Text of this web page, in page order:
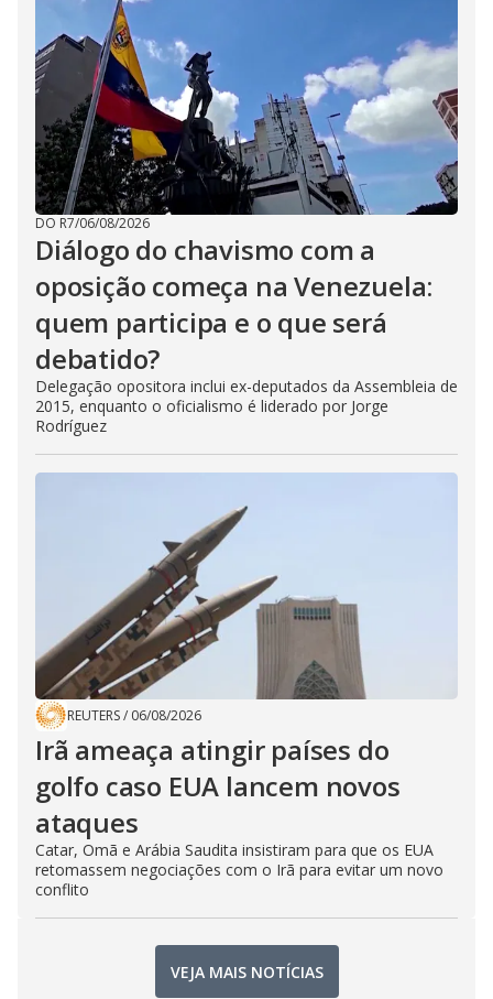
DO R7/06/08/2026
Diálogo do chavismo com a
oposição começa na Venezuela:
quem participa e o que será
debatido?
Delegação opositora inclui ex-deputados da Assembleia de
2015, enquanto o oficialismo é liderado por Jorge
Rodríguez
REUTERS/ 06/08/2026
Irã ameaça atingir países do
golfo caso EUA lancem novos
ataques
Catar, Omã e Arábia Saudita insistiram para que os EUA
retomassem negociações com o Irã para evitar um novo
conflito
VEJA MAIS NOTÍCIAS